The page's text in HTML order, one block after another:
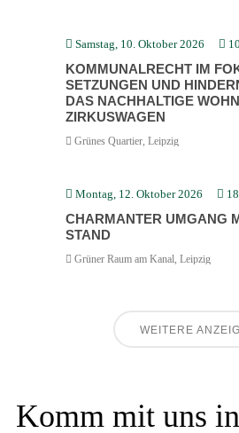
Samstag, 10. Oktober 2026
KOMMU­NAL­RECHT IM
SET­ZUNGEN UND
DAS NACHHALTIGE
ZIRKUS­WAGEN
Grünes Quartier, Leipzig
Montag, 12. Oktober 2026
CHARMANTER UMGANG
STAND
Grüner Raum am Kanal, Leipzig
WEITERE
Komm mit uns